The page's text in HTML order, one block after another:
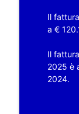
Il
a €
Il
2025 è
2024.